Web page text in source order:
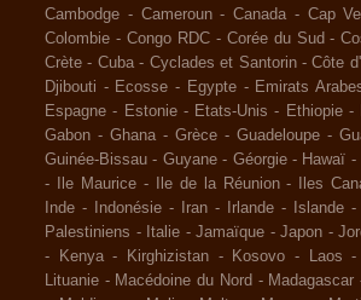
Cambodge - Cameroun - Canada - Cap
Colombie - Congo RDC - Corée du Sud -
Crète - Cuba - Cyclades et Santorin -Côte
Djibouti - Ecosse - Egypte - Emirats
Espagne - Estonie - Etats-Unis - Ethiopie -
Gabon - Ghana - Grèce - Guadeloupe -
Guinée-Bissau - Guyane - Géorgie - Hawaï -
-
Ile Maurice - Ile de la Réunion - Iles
Inde - Indonésie - Iran - Irlande - Islande -
Palestiniens - Italie - Jamaïque - Japon -
-
Kenya - Kirghizistan - Kosovo - Laos -
Lituanie - Macédoine du Nord - Madagascar